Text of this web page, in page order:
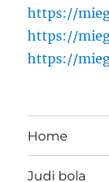
https://
https://
https://
Home
Judi bola